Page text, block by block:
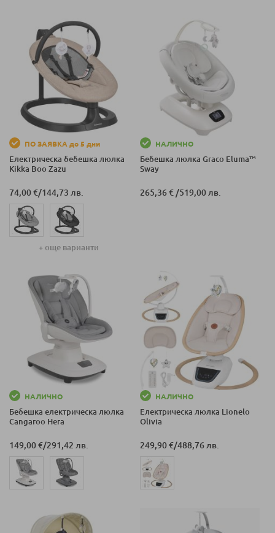
ПО ЗАЯВКА до 5 дни
Електрическа бебешка люлка
Kikka Boo Zazu
74,00 €/144,73 лв.
+ още варианти
НАЛИЧНО
Бебешка люлка Graco Eluma™
Sway
265,36 € /519,00 лв.
НАЛИЧНО
Бебешка електрическа люлка
Cangaroo Hera
149,00 €/291,42 лв.
НАЛИЧНО
Електрическа люлка Lionelo
Olivia
249,90 €/488,76 лв.